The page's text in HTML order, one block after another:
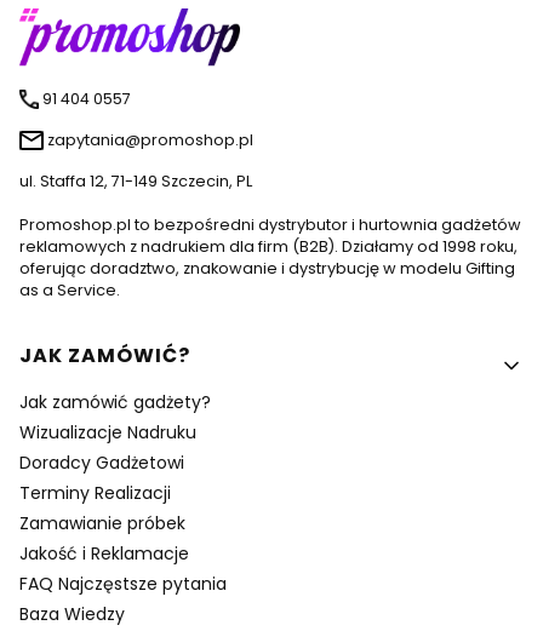
91 404 0557
zapytania@promoshop.pl
ul. Staffa 12, 71-149 Szczecin, PL
Promoshop.pl to bezpośredni dystrybutor i hurtownia gadżetów
reklamowych z nadrukiem dla firm (B2B). Działamy od 1998 roku,
oferując doradztwo, znakowanie i dystrybucję w modelu Gifting
as a Service.
Linki w stopce
JAK ZAMÓWIĆ?
Jak zamówić gadżety?
Wizualizacje Nadruku
Doradcy Gadżetowi
Terminy Realizacji
Zamawianie próbek
Jakość i Reklamacje
FAQ Najczęstsze pytania
Baza Wiedzy